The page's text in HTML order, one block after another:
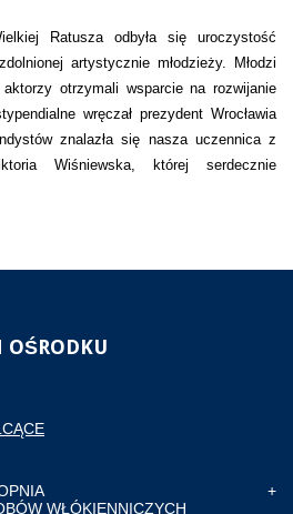
Ratusza odbyła się uroczystość
artystycznie młodzieży. Młodzi
otrzymali wsparcie na rozwijanie
wręczał prezydent Wrocławia
znalazła się nasza uczennica z
Wiśniewska, której serdecznie
OŚRODKU
WŁÓKIENNICZYCH